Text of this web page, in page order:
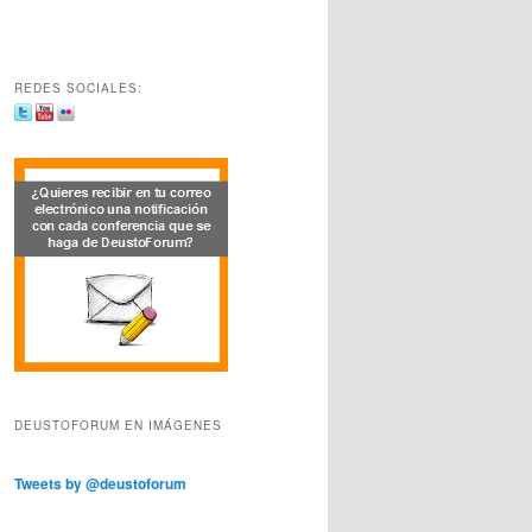
REDES SOCIALES:
DEUSTOFORUM EN IMÁGENES
Tweets by @deustoforum